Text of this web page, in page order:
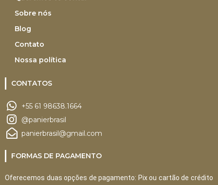
Sobre nós
Blog
Contato
Nossa política
CONTATOS
+55 61 98638.1664
@panierbrasil
panierbrasil@gmail.com
FORMAS DE PAGAMENTO
Oferecemos duas opções de pagamento: Pix ou cartão de crédito